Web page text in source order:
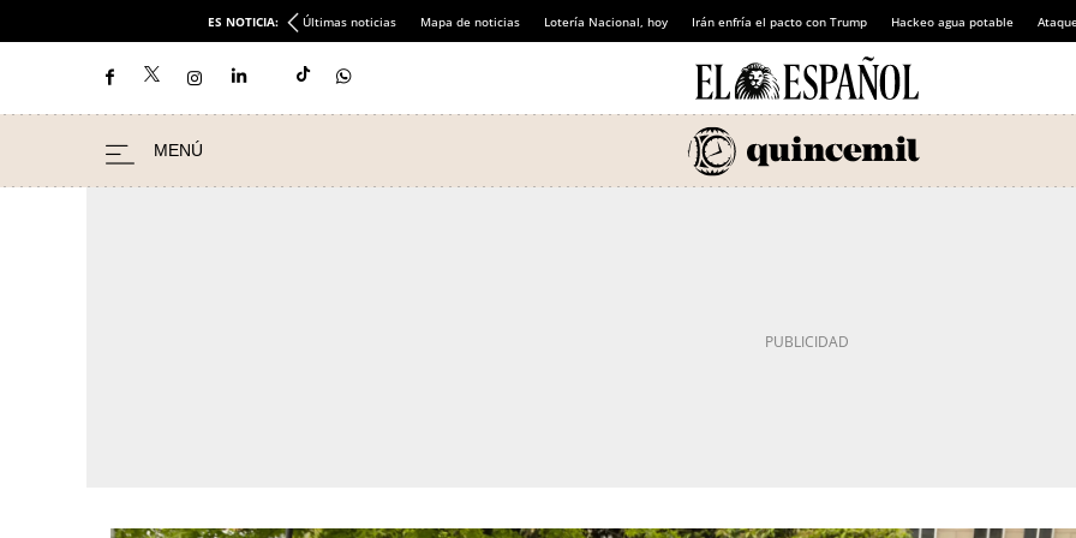
ES NOTICIA: Últimas noticias Mapa de noticias Lotería Nacional, hoy Irán enfría el pacto con Trump Hackeo agua potable